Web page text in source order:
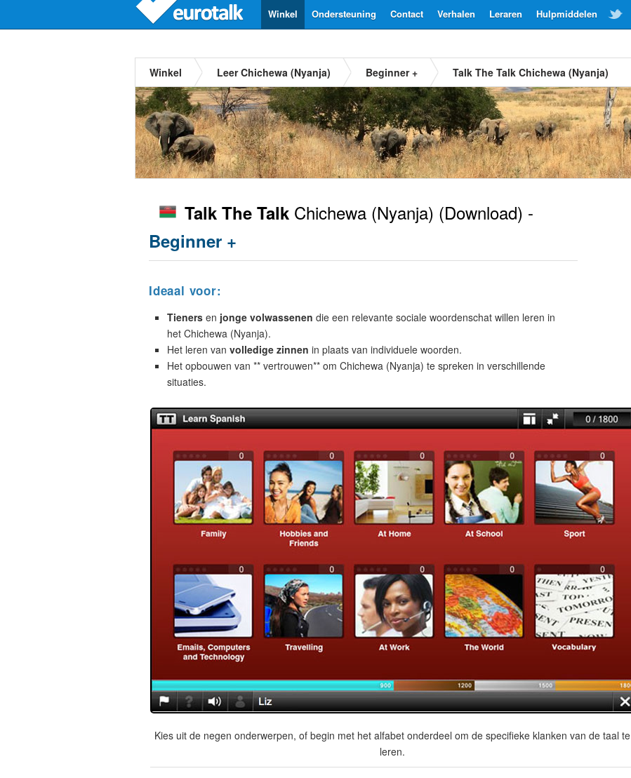
Hulpmiddelen
Leraren
Verhalen
Contact
Ondersteuning
Winkel
Winkel Leer Chichewa (Nyanja) Beginner + Talk The Talk Chichewa (Nyanja)
Talk The Talk Chichewa (Nyanja) (Download) -
Beginner +
Ideaal voor:
Tieners en jonge volwassenen die een relevante sociale woordenschat willen leren in
het Chichewa (Nyanja).
Het leren van volledige zinnen in plaats van individuele woorden.
Het opbouwen van ** vertrouwen** om Chichewa (Nyanja) te spreken in verschillende
situaties.
Kies uit de negen onderwerpen, of begin met het alfabet onderdeel om de specifieke klanken van de taal te
leren.